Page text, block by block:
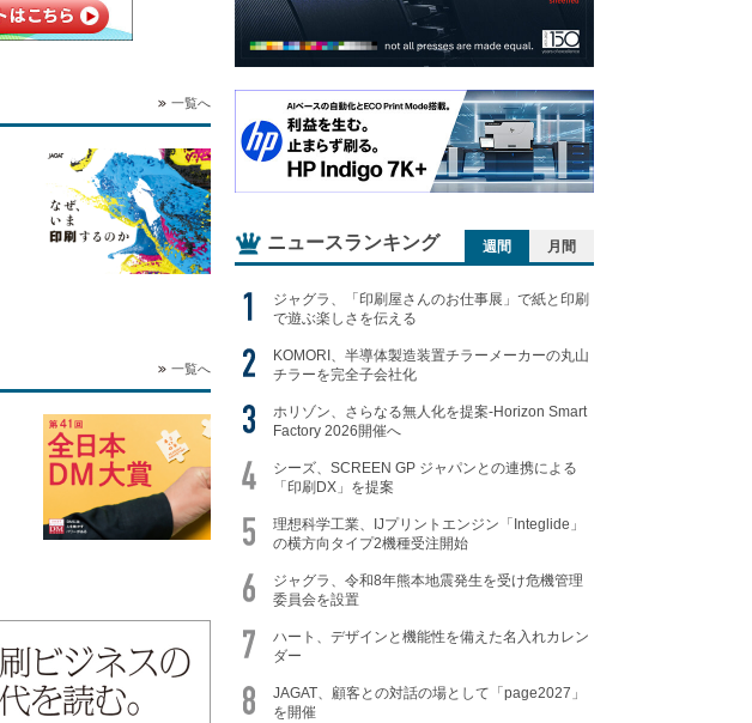
一覧へ
一覧へ
ニュースランキング 週間 月間
ジャグラ、「印刷屋さんのお仕事展」で紙と印刷
で遊ぶ楽しさを伝える
KOMORI、半導体製造装置チラーメーカーの丸山
チラーを完全子会社化
ホリゾン、さらなる無人化を提案-Horizon Smart
Factory 2026開催へ
シーズ、SCREEN GP ジャパンとの連携による
「印刷DX」を提案
理想科学工業、IJプリントエンジン「Integlide」
の横方向タイプ2機種受注開始
ジャグラ、令和8年熊本地震発生を受け危機管理
委員会を設置
ハート、デザインと機能性を備えた名入れカレン
ダー
JAGAT、顧客との対話の場として「page2027」
を開催